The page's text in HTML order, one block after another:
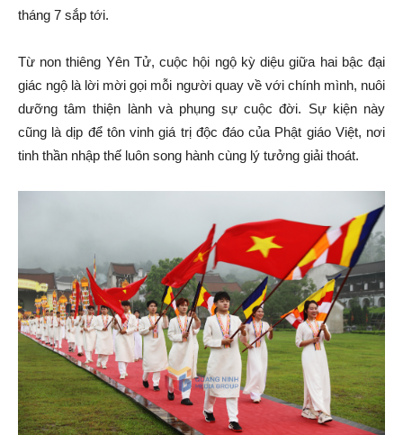
tháng 7 sắp tới.
Từ non thiêng Yên Tử, cuộc hội ngộ kỳ diệu giữa hai bậc đại
giác ngộ là lời mời gọi mỗi người quay về với chính mình, nuôi
dưỡng tâm thiện lành và phụng sự cuộc đời. Sự kiện này
cũng là dịp để tôn vinh giá trị độc đáo của Phật giáo Việt, nơi
tinh thần nhập thế luôn song hành cùng lý tưởng giải thoát.